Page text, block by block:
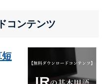
コンテンツ
短